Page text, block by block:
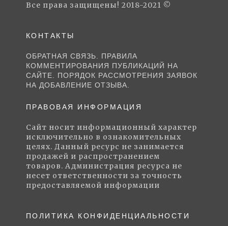
Все права защищены! 2018-2021 ©
КОНТАКТЫ
ОБРАТНАЯ СВЯЗЬ. ПРАВИЛА
КОММЕНТИРОВАНИЯ ПУБЛИКАЦИЙ НА
САЙТЕ. ПОРЯДОК РАССМОТРЕНИЯ ЗАЯВОК
НА ДОБАВЛЕНИЕ ОТЗЫВА.
ПРАВОВАЯ ИНФОРМАЦИЯ
Сайт носит информационный характер
исключительно в ознакомительных
целях. Данный ресурс не занимается
продажей и распространением
товаров. Администрация ресурса не
несет ответственности за точность
предоставляемой информации
ПОЛИТИКА КОНФИДЕНЦИАЛЬНОСТИ